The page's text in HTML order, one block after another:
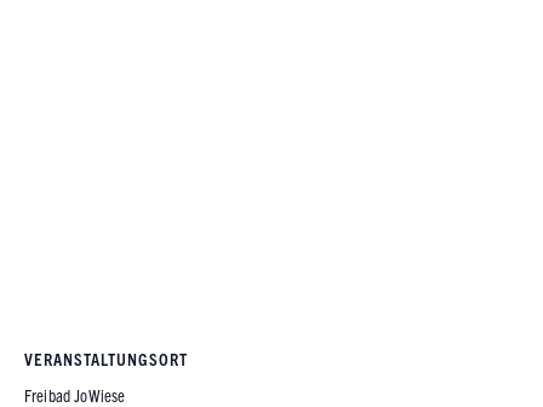
VERANSTALTUNGSORT
Freibad JoWiese